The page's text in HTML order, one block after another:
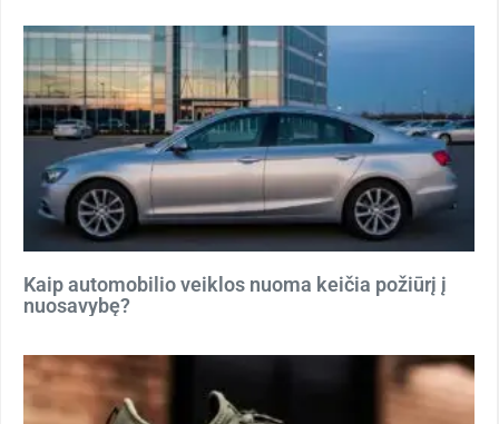
Kaip automobilio veiklos nuoma keičia požiūrį į
nuosavybę?